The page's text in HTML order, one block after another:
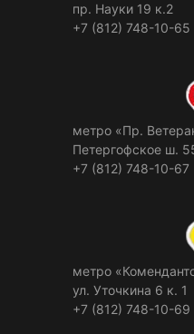
пр. Науки 19 к.2
+7 (812) 748-10-65
метро «Пр.
Петергофское ш.
+7 (812) 748-10-67
метро
ул. Уточкина 6 к. 1
+7 (812) 748-10-69